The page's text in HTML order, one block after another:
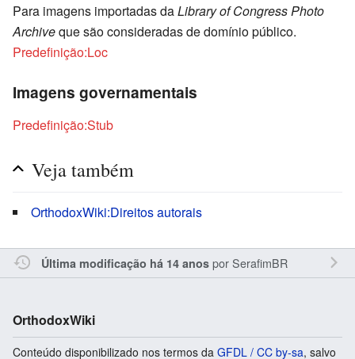
Para imagens importadas daLibrary of Congress Photo
Archiveque são consideradas de domínio público.
Predefinição:Loc
Imagens governamentais
Predefinição:Stub
Veja também
OrthodoxWiki:Direitos autorais
Última modificação há 14 anosporSerafimBR
OrthodoxWiki
Conteúdo disponibilizado nos termos da GFDL / CC by-sa, salvo